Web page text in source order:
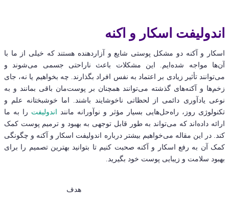
اندولیفت اسکار و اکنه
اسکار و آکنه دو مشکل پوستی شایع و آزاردهنده هستند که خیلی از ما با
آن‌ها مواجه شده‌ایم. این مشکلات باعث ناراحتی جسمی می‌شوند و
می‌توانند تأثیر زیادی بر اعتماد به نفس افراد بگذارند. چه بخواهیم یا نه، جای
زخم‌ها و آکنه‌های گذشته می‌توانند همچنان بر پوست‌مان باقی بمانند و به
نوعی یادآوری دائمی از لحظاتی ناخوشایند باشند. اما خوشبختانه علم و
تکنولوژی روز، راه‌حل‌هایی بسیار مؤثر و نوآورانه مانند
اندولیفت را به ما
ارائه داده‌اند که می‌تواند به طور قابل توجهی به بهبود و ترمیم پوست کمک
کند. در این مقاله می‌خواهیم بیشتر درباره اندولیفت اسکار و آکنه و چگونگی
کمک آن‌ به رفع اسکار و آکنه صحبت کنیم تا بتوانید بهترین تصمیم را برای
بهبود سلامت و زیبایی پوست خود بگیرید.
هدف